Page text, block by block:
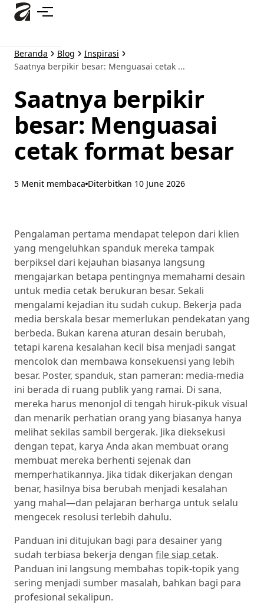
Lewati
utama
Beranda Blog
Inspirasi
Saatnya berpikir besar: Menguasai cetak ...
Saatnya berpikir
besar: Menguasai
cetak format besar
5 Menit membaca Diterbitkan 10 June 2026
Pengalaman pertama mendapat telepon dari klien
yang mengeluhkan spanduk mereka tampak
berpiksel dari kejauhan biasanya langsung
mengajarkan betapa pentingnya memahami desain
untuk media cetak berukuran besar. Sekali
mengalami kejadian itu sudah cukup. Bekerja pada
media berskala besar memerlukan pendekatan yang
berbeda. Bukan karena aturan desain berubah,
tetapi karena kesalahan kecil bisa menjadi sangat
mencolok dan membawa konsekuensi yang lebih
besar. Poster, spanduk, stan pameran: media-media
ini berada di ruang publik yang ramai. Di sana,
mereka harus menonjol di tengah hiruk-pikuk visual
dan menarik perhatian orang yang biasanya hanya
melihat sekilas sambil bergerak. Jika dieksekusi
dengan tepat, karya Anda akan membuat orang
membuat mereka berhenti sejenak dan
memperhatikannya. Jika tidak dikerjakan dengan
benar, hasilnya bisa berubah menjadi kesalahan
yang mahal—dan pelajaran berharga untuk selalu
mengecek resolusi terlebih dahulu.
Panduan ini ditujukan bagi para desainer yang
sudah terbiasa bekerja dengan file siap cetak.
Panduan ini langsung membahas topik-topik yang
sering menjadi sumber masalah, bahkan bagi para
profesional sekalipun.